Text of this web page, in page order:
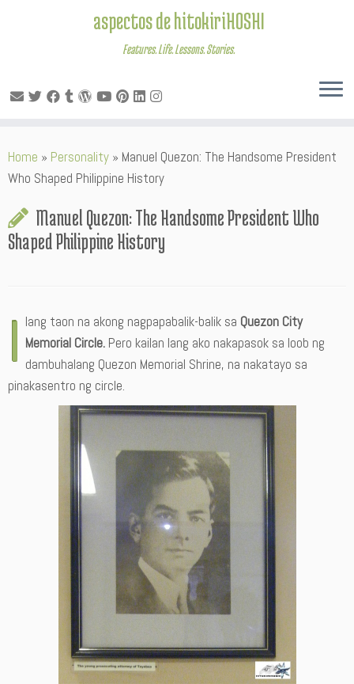
to
content
aspectos de hitokiriHOSHI
Features. Life. Lessons. Stories.
Home » Personality » Manuel Quezon: The Handsome President
Who Shaped Philippine History
Manuel Quezon: The Handsome President Who
Shaped Philippine History
I lang taon na akong nagpapabalik-balik sa Quezon City
Memorial Circle. Pero kailan lang ako nakapasok sa loob ng
dambuhalang Quezon Memorial Shrine, na nakatayo sa
pinakasentro ng circle.